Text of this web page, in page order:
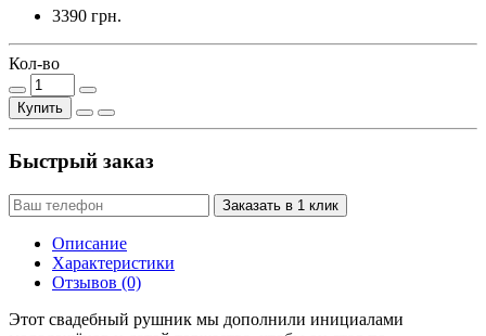
3390 грн.
Кол-во
Купить
Быстрый заказ
Заказать в 1 клик
Описание
Характеристики
Отзывов (0)
Этот свадебный рушник мы дополнили инициалами